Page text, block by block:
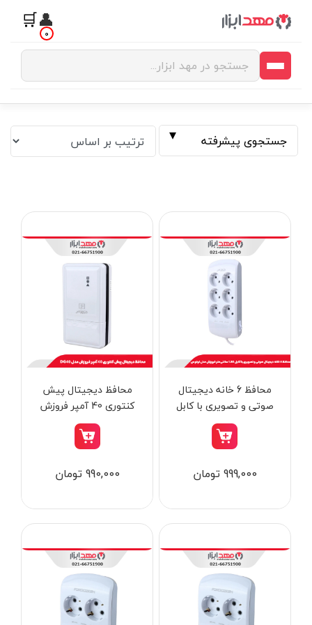
👤
🛒 0
جستجوی پیشرفته
فیلتر بر اساس قیمت
تومان
ابزار جوش و برش
ابزار اندازه گیری دقیق و لیزری
ابزار باغبانی
ابزار نجاری
ابزار بادی
برند ها
محافظ 6 خانه دیجیتال
صوتی و تصویری با کابل
1.80 سانتی‌متر فروزش
مدل لوتوس
999,000 تومان
محافظ دیجیتال پیش
کنتوری 40 آمپر فروزش
مدل DG40
990,000 تومان